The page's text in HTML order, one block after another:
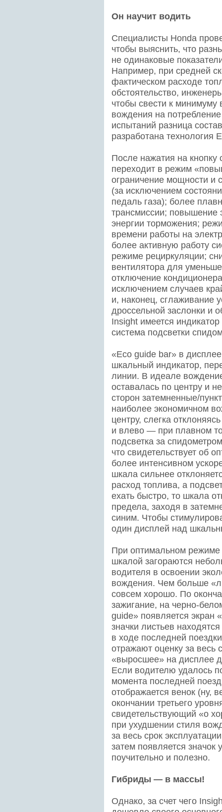
Он научит водить
Специалисты Honda
чтобы выяснить, что
не одинаковые
Например, при средней
фактическом расходе
обстоятельство,
чтобы свести к минимуму
вождения на
испытаний разница
разработана технология
После нажатия на
переходит в режим
ограничение мощности и
(за исключением
педаль газа); более
трансмиссии; повышение
энергии торможения;
времени работы на
более активную работу
режиме рециркуляции;
вентилятора для
отключение
исключением случаев
и, наконец, сглаживание
дроссельной заслонки и
Insight имеется
система подсветки
«Eco guide bar» в
шкальный индикатор,
линии. В идеале
оставалась по центру и
сторон затемненные/
наиболее экономичном
центру, слегка
и влево — при плавном
подсветка за
что свидетельствует об
более интенсивном
шкала сильнее
расход топлива, а
ехать быстро, то шкала
предела, заходя в
синим. Чтобы
один дисплей над
При оптимальном
шкалой загораются
водителя в освоении
вождения. Чем больше
совсем хорошо. По
зажигание, на черно-
guide» появляется экран
значки листьев
в ходе последней
отражают оценку за
«выросшее» на дисплее
Если водителю удалось
момента последней
отображается венок (ну,
окончании третьего
свидетельствующий «о
при ухудшении стиля
за весь срок
затем появляется
поучительно и полезно.
Гибриды — в массы!
Однако, за счет чего